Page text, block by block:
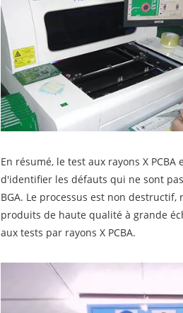
En résumé, le test aux rayons X
d'identifier les défauts qui ne sont
BGA. Le processus est non
produits de haute qualité à grande
aux tests par rayons X PCBA.